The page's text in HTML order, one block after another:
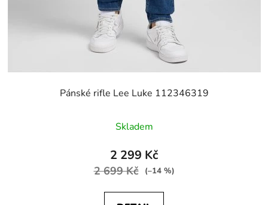
Pánské rifle Lee Luke 112346319
Skladem
2 299 Kč
2 699 Kč (–14 %)